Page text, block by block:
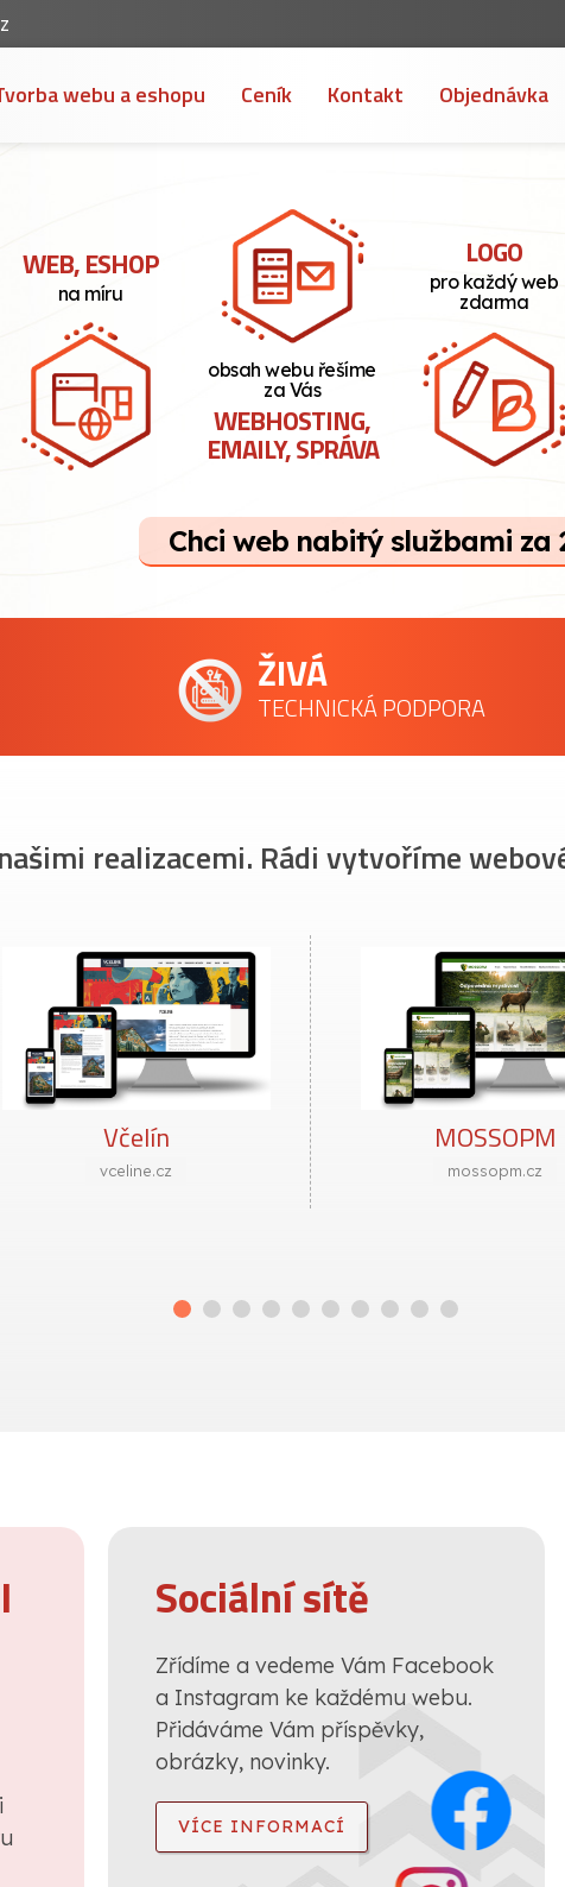
webu a eshopu Ceník Kontakt Objednávka
WEB, ESHOP
na míru
WEBHOSTING,
EMAILY, SPRÁVA
obsah webu řešíme
za Vás
LOGO
pro každý web
zdarma
Chci web nabitý službami za
ŽIVÁ
TECHNICKÁ PODPORA
realizacemi. Rádi vytvoříme
MOSSOPM
mossopm.cz
Autoservis
autoservis-dobra.cz
Sociální sítě
Zřídíme a vedeme Vám Facebook
a Instagram ke každému webu.
Přidáváme Vám příspěvky,
obrázky, novinky.
VÍCE INFORMACÍ